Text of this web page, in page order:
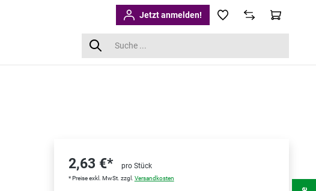
Jetzt anmelden!
2,63 €* pro Stück
* Preise exkl. MwSt. zzgl. Versandkosten